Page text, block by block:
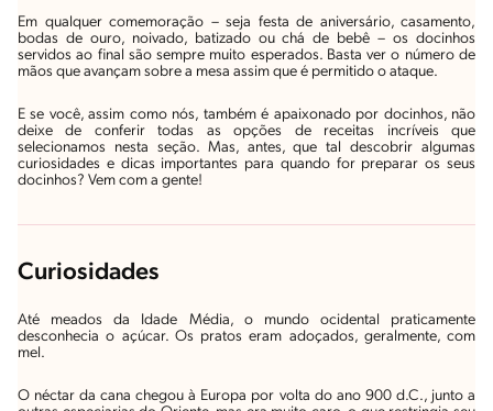
Em qualquer comemoração – seja festa de aniversário, casamento,
bodas de ouro, noivado, batizado ou chá de bebê – os docinhos
servidos ao final são sempre muito esperados. Basta ver o número de
mãos que avançam sobre a mesa assim que é permitido o ataque.
E se você, assim como nós, também é apaixonado por docinhos, não
deixe de conferir todas as opções de receitas incríveis que
selecionamos nesta seção. Mas, antes, que tal descobrir algumas
curiosidades e dicas importantes para quando for preparar os seus
docinhos? Vem com a gente!
Curiosidades
Até meados da Idade Média, o mundo ocidental praticamente
desconhecia o açúcar. Os pratos eram adoçados, geralmente, com
mel.
O néctar da cana chegou à Europa por volta do ano 900 d.C., junto a